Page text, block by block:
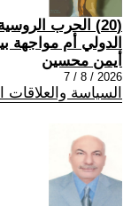
(20) الحرب
الدولي أم مواجهة
أيمن محسين
2026 / 8 / 7
السياسة والعلاقات